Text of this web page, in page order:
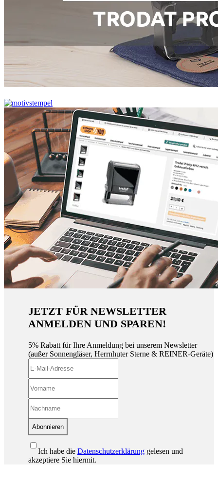
JETZT FÜR NEWSLETTER
ANMELDEN UND SPAREN!
5% Rabatt für Ihre Anmeldung bei unserem Newsletter
(außer Sonnengläser, Herrnhuter Sterne & REINER-Geräte)
Abonnieren
Ich habe die Datenschutzerklärung gelesen und
akzeptiere Sie hiermit.